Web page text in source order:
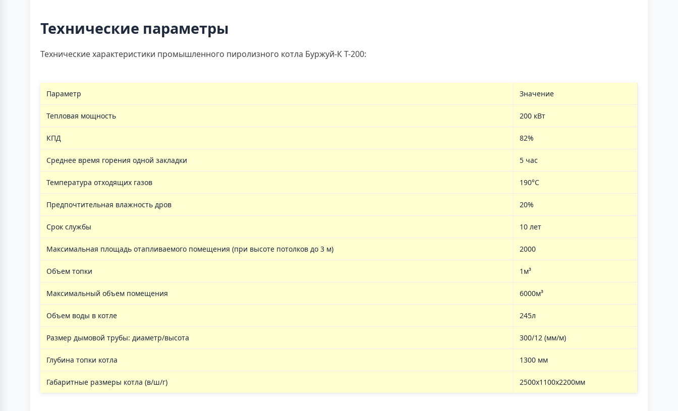
Технические параметры
Технические характеристики промышленного пиролизного котла Буржуй-К Т-200:
Параметр Значение
Тепловая мощность 200 кВт
КПД 82%
Среднее время горения одной закладки 5 час
Температура отходящих газов 190°С
Предпочтительная влажность дров 20%
Срок службы 10 лет
Максимальная площадь отапливаемого помещения (при высоте потолков до 3 м) 2000
Объем топки 1м³
Максимальный объем помещения 6000м³
Объем воды в котле 245л
Размер дымовой трубы: диаметр/высота 300/12 (мм/м)
Глубина топки котла 1300 мм
Габаритные размеры котла (в/ш/г) 2500x1100x2200мм